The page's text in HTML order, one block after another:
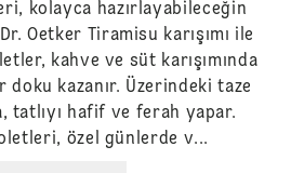
kolayca hazırlayabileceğin
Oetker Tiramisu karışımı ile
kahve ve süt karışımında
doku kazanır. Üzerindeki taze
tatlıyı hafif ve ferah yapar.
özel günlerde v...